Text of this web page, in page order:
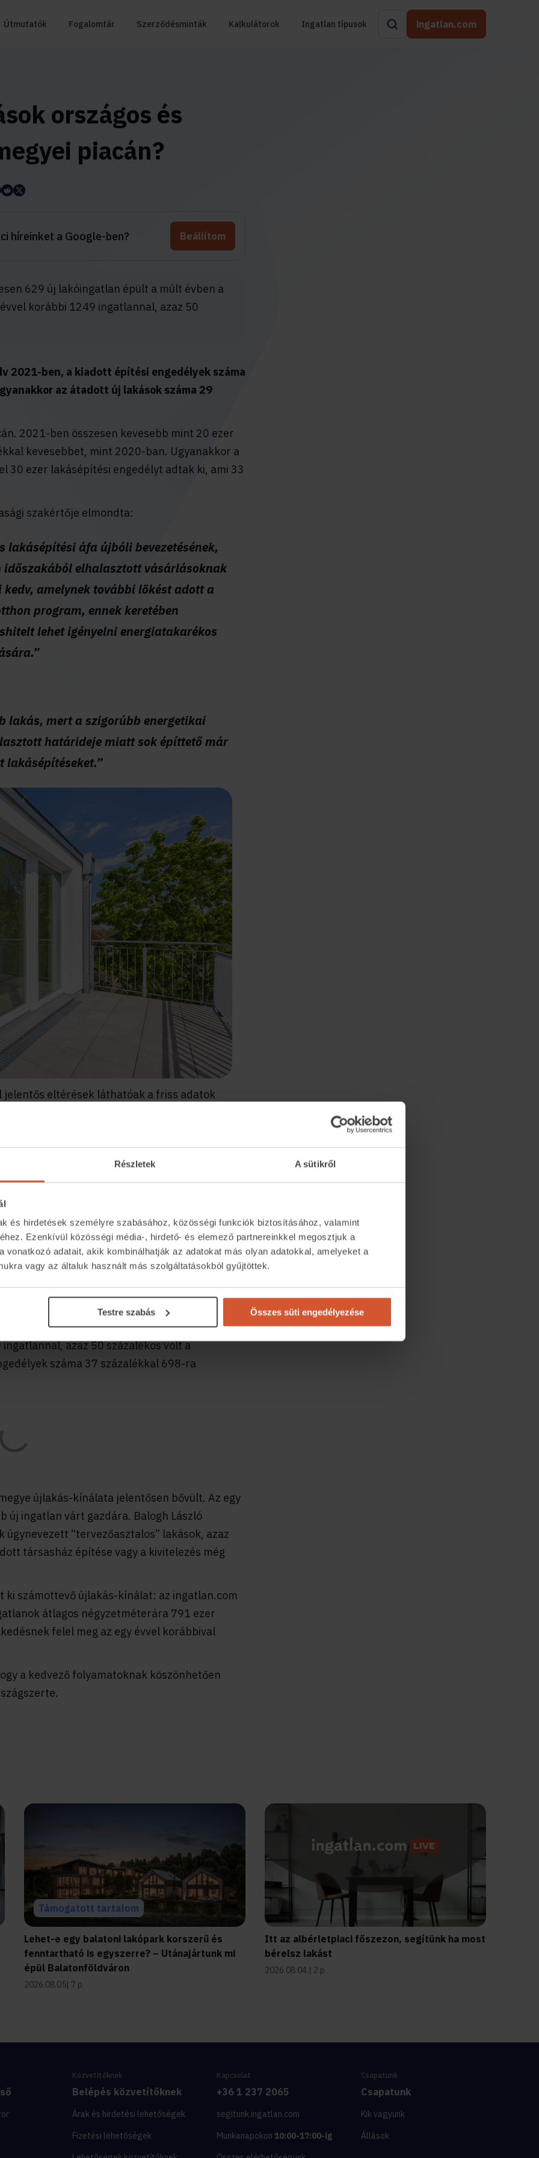
Részletek A sütikről
és hirdetések személyre szabásához, közösségi funkciók biztosításához, valamint
Ezenkívül közösségi média-, hirdető- és elemező partnereinkkel megosztjuk a
vonatkozó adatait, akik kombinálhatják az adatokat más olyan adatokkal, amelyeket a
vagy az általuk használt más szolgáltatásokból gyűjtöttek.
Testre szabás Összes süti engedélyezése
Útmutatók Fogalomtár Szerződésminták Kalkulátorok Ingatlan típusok ingatlan.com
országos és
piacán?
híreinket a Google-ben? Beállítom
629 új lakóingatlan épült a múlt évben a
korábbi 1249 ingatlannal, azaz 50
2021-ben, a kiadott építési engedélyek száma
az átadott új lakások száma 29
2021-ben összesen kevesebb mint 20 ezer
kevesebbet, mint 2020-ban. Ugyanakkor a
30 ezer lakásépítési engedélyt adtak ki, ami 33
szakértője elmondta:
lakásépítési áfa újbóli bevezetésének,
elhalasztott vásárlásoknak
amelynek további lökést adott a
program, ennek keretében
lehet igényelni energiatakarékos
lakás, mert a szigorúbb energetikai
határideje miatt sok építtető már
lakásépítéseket.”
jelentős eltérések láthatóak a friss adatok
új lakást adtak át 2021-ben, szemben a
volt a visszaesés. A többi városban
lakások száma, a községekben pedig 3421 új
százalékos visszaesnek felel meg.
száma miatt valószínűsíthetően jó évekre
fontos figyelembe venni, hogy nem
végül valódi lakás”
épült a múlt évben a hivatalos adatok
azaz 50 százalékos volt a
száma 37 százalékkal 698-ra
újlakás-kínálata jelentősen bővült. Az egy
új ingatlan várt gazdára. Balogh László
“tervezőasztalos” lakások, azaz
társasház építése vagy a kivitelezés még
ki számottevő újlakás-kínálat: az ingatlan.com
átlagos négyzetméterára 791 ezer
felel meg az egy évvel korábbival
a kedvező folyamatoknak köszönhetően
Támogatott tartalom
Lehet-e egy balatoni lakópark korszerű és
fenntartható is egyszerre? – Utánajártunk mi
épül Balatonföldváron
2026.08.05 7 p
Itt az albérletpiaci főszezon, segítünk ha most
bérelsz lakást
2026.08.04. 2 p
Közvetítőknek
Belépés közvetítőknek
Árak és hirdetési lehetőségek
Fizetési lehetőségek
Kapcsolat
+36 1 237 2065
segitunk.ingatlan.com
Munkanapokon 10:00-17:00-ig
Csapatunk
Csapatunk
Kik vagyunk
Állások